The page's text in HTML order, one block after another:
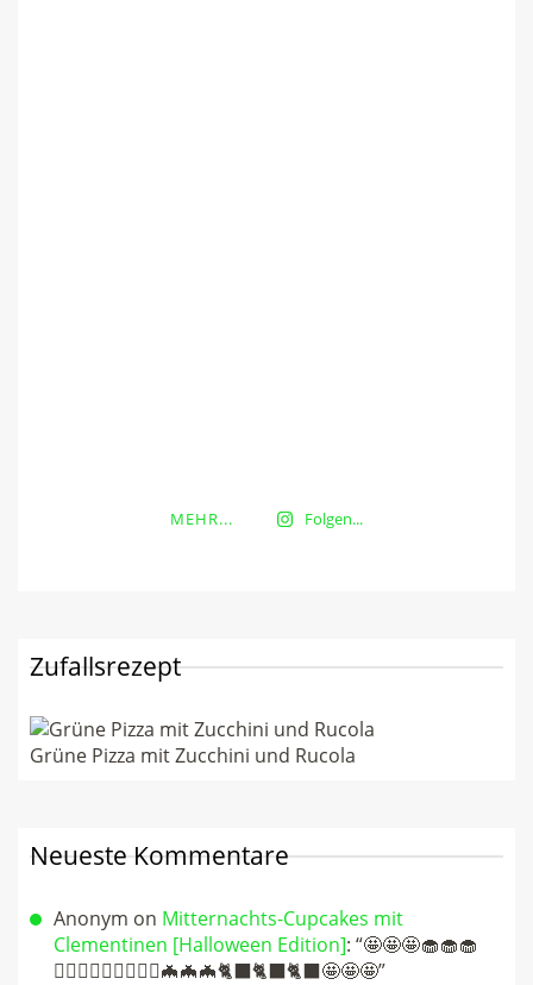
MEHR... Folgen...
Zufallsrezept
Grüne Pizza mit Zucchini und Rucola
Neueste Kommentare
Anonym on Mitternachts-Cupcakes mit
Clementinen [Halloween Edition]: “🤩🤩🤩🧁🧁🧁
🧛🏻‍♀️🧛🏻‍♀️🧛🏻‍♀️🦇🦇🦇🐈‍⬛🐈‍⬛🐈‍⬛🤩🤩🤩”